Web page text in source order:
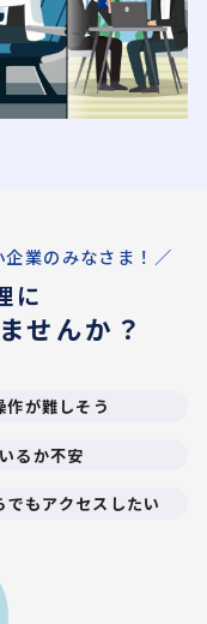
業のみなさま！／
に
せんか？
が難しそう
るか不安
もアクセスしたい